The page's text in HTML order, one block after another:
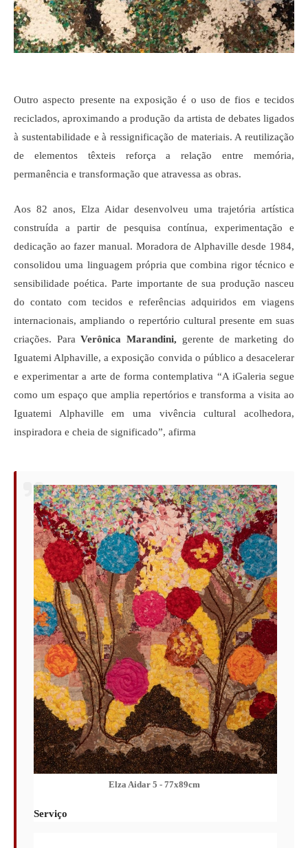
Outro aspecto presente na exposição é o uso de fios e tecidos
reciclados, aproximando a produção da artista de debates ligados
à sustentabilidade e à ressignificação de materiais. A reutilização
de elementos têxteis reforça a relação entre memória,
permanência e transformação que atravessa as obras.
Aos 82 anos, Elza Aidar desenvolveu uma trajetória artística
construída a partir de pesquisa contínua, experimentação e
dedicação ao fazer manual. Moradora de Alphaville desde 1984,
consolidou uma linguagem própria que combina rigor técnico e
sensibilidade poética. Parte importante de sua produção nasceu
do contato com tecidos e referências adquiridos em viagens
internacionais, ampliando o repertório cultural presente em suas
criações. Para Verônica Marandini, gerente de marketing do
Iguatemi Alphaville, a exposição convida o público a desacelerar
e experimentar a arte de forma contemplativa “A iGaleria segue
como um espaço que amplia repertórios e transforma a visita ao
Iguatemi Alphaville em uma vivência cultural acolhedora,
inspiradora e cheia de significado”, afirma
Elza Aidar 5 - 77x89cm
Serviço